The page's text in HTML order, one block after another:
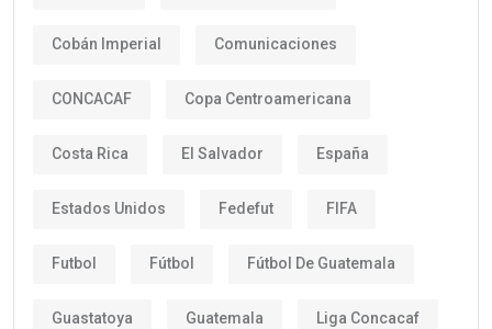
Cobán Imperial Comunicaciones
CONCACAF Copa Centroamericana
Costa Rica El Salvador España
Estados Unidos Fedefut FIFA
Futbol Fútbol Fútbol De Guatemala
Guastatoya Guatemala Liga Concacaf